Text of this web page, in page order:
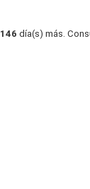
146 día(s) más.